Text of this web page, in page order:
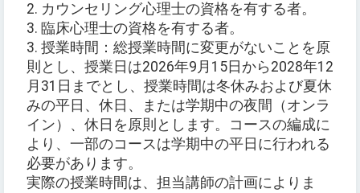
2. カウンセリング心理士の資格を有する者。
3. 臨床心理士の資格を有する者。
3. 授業時間：総授業時間に変更がないことを原
則とし、授業日は2026年9月15日から2028年12
月31日までとし、授業時間は冬休みおよび夏休
みの平日、休日、または学期中の夜間（オンラ
イン）、休日を原則とします。コースの編成に
より、一部のコースは学期中の平日に行われる
必要があります。
実際の授業時間は、担当講師の計画によりま